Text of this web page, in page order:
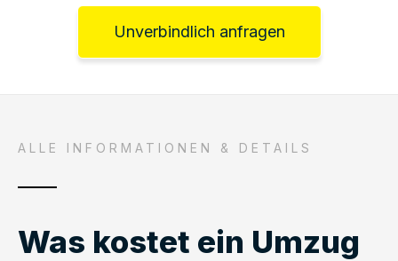
Unverbindlich anfragen
ALLE INFORMATIONEN & DETAILS
Was kostet ein Umzug